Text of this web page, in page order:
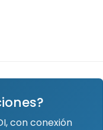
con conexión